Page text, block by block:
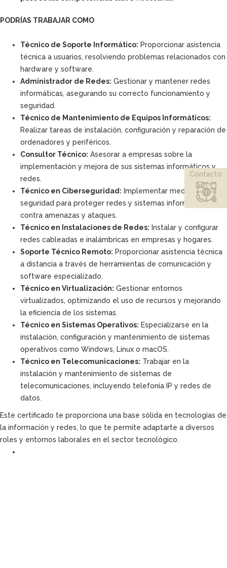
PODRÍAS TRABAJAR COMO
Técnico de Soporte Informático: Proporcionar asistencia
técnica a usuarios, resolviendo problemas relacionados con
hardware y software.
Administrador de Redes: Gestionar y mantener redes
informáticas, asegurando su correcto funcionamiento y
seguridad.
Técnico de Mantenimiento de Equipos Informáticos:
Realizar tareas de instalación, configuración y reparación de
ordenadores y periféricos.
Consultor Técnico: Asesorar a empresas sobre la
implementación y mejora de sus sistemas informáticos y
redes.
Técnico en Ciberseguridad: Implementar medidas de
seguridad para proteger redes y sistemas informáticos
contra amenazas y ataques.
Técnico en Instalaciones de Redes: Instalar y configurar
redes cableadas e inalámbricas en empresas y hogares.
Soporte Técnico Remoto: Proporcionar asistencia técnica
a distancia a través de herramientas de comunicación y
software especializado.
Técnico en Virtualización: Gestionar entornos
virtualizados, optimizando el uso de recursos y mejorando
la eficiencia de los sistemas.
Técnico en Sistemas Operativos: Especializarse en la
instalación, configuración y mantenimiento de sistemas
operativos como Windows, Linux o macOS.
Técnico en Telecomunicaciones: Trabajar en la
instalación y mantenimiento de sistemas de
telecomunicaciones, incluyendo telefonía IP y redes de
datos.
Este certificado te proporciona una base sólida en tecnologías de
la información y redes, lo que te permite adaptarte a diversos
roles y entornos laborales en el sector tecnológico.
Contacto